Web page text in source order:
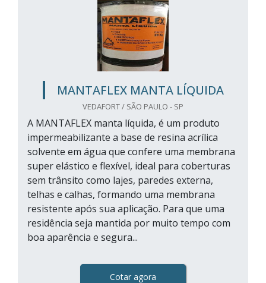
MANTAFLEX MANTA LÍQUIDA
VEDAFORT / SÃO PAULO - SP
A MANTAFLEX manta líquida, é um produto
impermeabilizante a base de resina acrílica
solvente em água que confere uma membrana
super elástico e flexível, ideal para coberturas
sem trânsito como lajes, paredes externa,
telhas e calhas, formando uma membrana
resistente após sua aplicação. Para que uma
residência seja mantida por muito tempo com
boa aparência e segura...
Cotar agora